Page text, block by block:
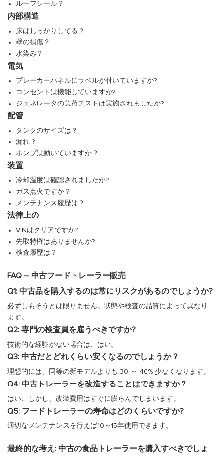
ルーフシール？
内部構造
床はしっかりしてる？
壁の損傷？
水染み？
電気
ブレーカーパネルにラベルが付いていますか?
コンセントは機能していますか?
ジェネレータの負荷テストは実施されましたか?
配管
タンクのサイズは？
漏れ？
ポンプは動いていますか？
装置
冷却温度は確認されましたか?
ガス点火ですか？
メンテナンス履歴は？
法律上の
VINはクリアですか?
先取特権はありませんか?
検査履歴は？
FAQ – 中古フードトレーラー販売
Q1: 中古品を購入するのは常にリスクがあるのでしょうか?
必ずしもそうとは限りません。状態や検査の品質によって異なり
ます。
Q2: 専門の検査員を雇うべきですか?
技術的な経験がない場合は、はい。
Q3: 中古だとどれくらい安くなるのでしょうか？
理想的には、同等の新モデルよりも 30 ～ 40% 少なくなります。
Q4: 中古トレーラーを改造することはできますか？
はい、しかし、改装費用はすぐに膨らんでしまいます。
Q5: フードトレーラーの寿命はどのくらいですか?
適切なメンテナンスを行えば10～15年使用できます。
最終的な考え: 中古の食品トレーラーを購入すべきでしょ